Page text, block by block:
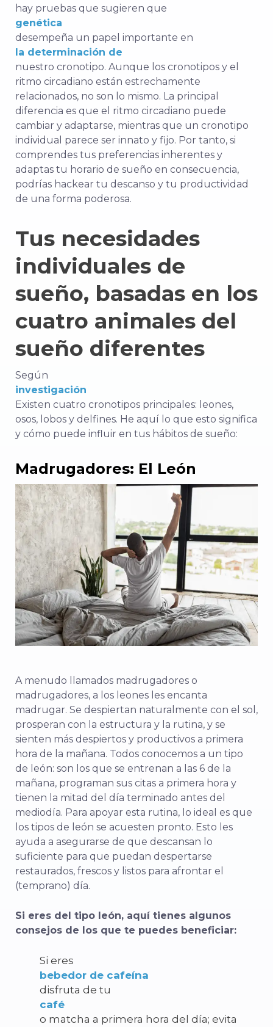
hay pruebas que sugieren que
genética
desempeña un papel importante en
la determinación de
nuestro cronotipo. Aunque los cronotipos y el
ritmo circadiano están estrechamente
relacionados, no son lo mismo. La principal
diferencia es que el ritmo circadiano puede
cambiar y adaptarse, mientras que un cronotipo
individual parece ser innato y fijo. Por tanto, si
comprendes tus preferencias inherentes y
adaptas tu horario de sueño en consecuencia,
podrías hackear tu descanso y tu productividad
de una forma poderosa.
Tus necesidades
individuales de
sueño, basadas en los
cuatro animales del
sueño diferentes
Según
investigación
Existen cuatro cronotipos principales: leones,
osos, lobos y delfines. He aquí lo que esto significa
y cómo puede influir en tus hábitos de sueño:
Madrugadores: El León
A menudo llamados madrugadores o
madrugadores, a los leones les encanta
madrugar. Se despiertan naturalmente con el sol,
prosperan con la estructura y la rutina, y se
sienten más despiertos y productivos a primera
hora de la mañana. Todos conocemos a un tipo
de león: son los que se entrenan a las 6 de la
mañana, programan sus citas a primera hora y
tienen la mitad del día terminado antes del
mediodía. Para apoyar esta rutina, lo ideal es que
los tipos de león se acuesten pronto. Esto les
ayuda a asegurarse de que descansan lo
suficiente para que puedan despertarse
restaurados, frescos y listos para afrontar el
(temprano) día.
Si eres del tipo león, aquí tienes algunos
consejos de los que te puedes beneficiar:
Si eres
bebedor de cafeína
disfruta de tu
café
o matcha a primera hora del día; evita